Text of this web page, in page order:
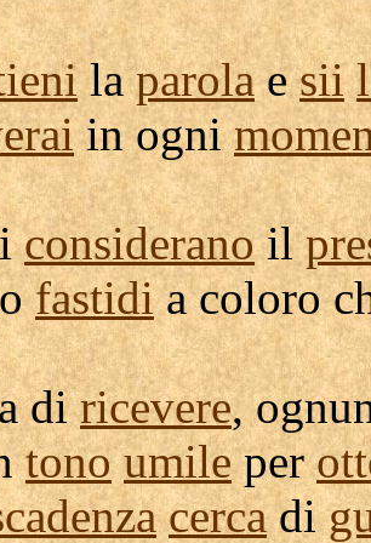
laparolaesii
in ogni
consideranoil
fastidia coloro
diricevere,
tono umileper
cercadi